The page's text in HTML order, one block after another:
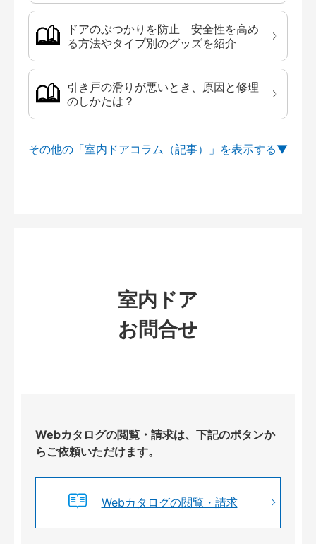
ドアのぶつかりを防止 安全性を高め
る方法やタイプ別のグッズを紹介
引き戸の滑りが悪いとき、原因と修理
のしかたは？
その他の「室内ドアコラム（記事）」を
室内ドア
お問合せ
Webカタログの閲覧・請求は、下記のボタンか
らご依頼いただけます。
Webカタログの閲覧・請求